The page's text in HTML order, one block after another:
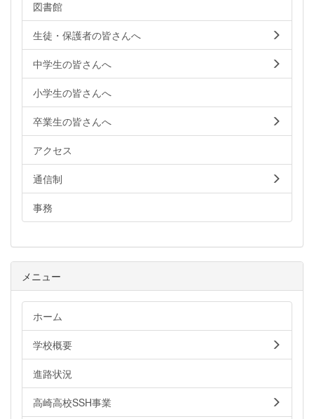
図書館
生徒・保護者の皆さんへ
中学生の皆さんへ
小学生の皆さんへ
卒業生の皆さんへ
アクセス
通信制
事務
メニュー
ホーム
学校概要
進路状況
高崎高校SSH事業